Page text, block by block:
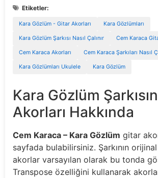
Etiketler:
Kara Gözlüm - Gitar Akorları Kara Gözlümları
Kara Gözlüm Şarkısı Nasıl Çalınır Cem Karaca
Cem Karaca Akorları Cem Karaca Şarkıları Nasıl
Kara Gözlümları Ukulele Kara Gözlüm
Kara Gözlüm
Akorları Hakkında
Cem Karaca – Kara Gözlüm gitar
sayfada bulabilirsiniz. Şarkının
akorlar varsayılan olarak bu tonda
Transpose özelliğini kullanarak